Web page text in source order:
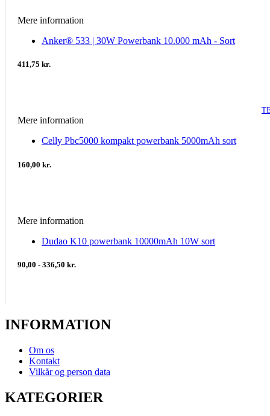
Mere information
Anker® 533 | 30W Powerbank 10.000 mAh - Sort
411,75 kr.
Mere information
Celly Pbc5000 kompakt powerbank 5000mAh sort
160,00 kr.
Mere information
Dudao K10 powerbank 10000mAh 10W sort
90,00 - 336,50 kr.
INFORMATION
Om os
Kontakt
Vilkår og person data
KATEGORIER